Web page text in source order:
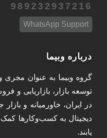
989232937216
WhatsApp Support
درباره وبیما
گروه وبیما به عنوان مجری
توسعه بازار، بازاریابی و
در ایران، خاورمیانه و بازار
دیجیتال به کسب‌وکارها
یابند.